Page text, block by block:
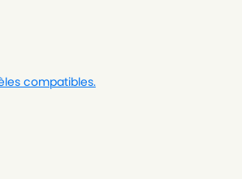
compatibles.